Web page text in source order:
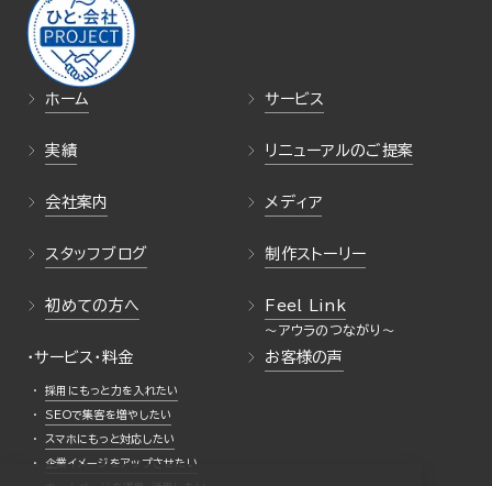
ホーム サービス
実績 リニューアルのご提案
会社案内 メディア
スタッフブログ 制作ストーリー
初めての方へ Feel Link
・サービス・料金
採用にもっと力を入れたい
SEOで集客を増やしたい
スマホにもっと対応したい
企業イメージをアップさせたい
お客様の声